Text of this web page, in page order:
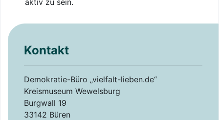
Kontakt
Demokratie-Büro „vielfalt-lieben.de“
Kreismuseum Wewelsburg
Burgwall 19
33142 Büren